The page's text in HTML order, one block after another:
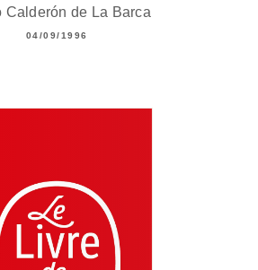
Calderón de La Barca
04/09/1996